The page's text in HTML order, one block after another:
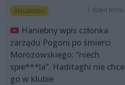
Aktualności 1 dzień temu
Haniebny wpis członka
zarządu Pogoni po śmierci
Morozowskiego: “niech
spie***la”. Haditaghi nie chce
go w klubie